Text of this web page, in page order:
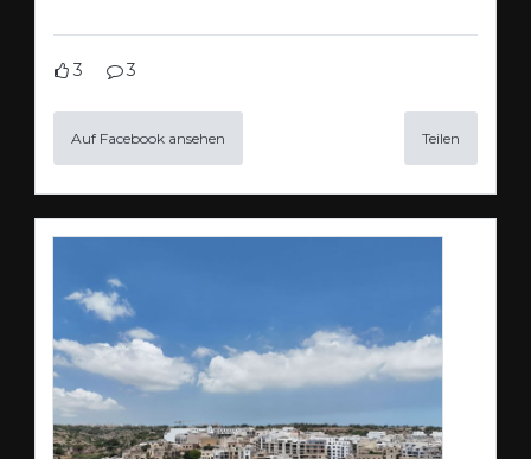
3 3
Auf Facebook ansehen Teilen